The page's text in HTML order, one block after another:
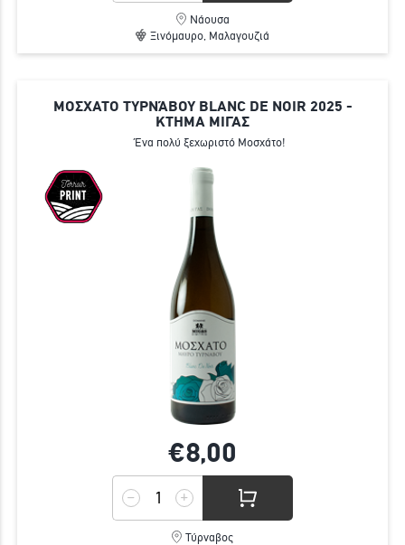
Νάουσα
Ξινόμαυρο, Μαλαγουζιά
ΜΟΣΧΑΤΟ ΤΥΡΝΆΒΟΥ BLANC DE NOIR 2025 -
ΚΤΗΜΑ ΜΙΓΑΣ
Ένα πολύ ξεχωριστό Μοσχάτο!
€8,00
Τύρναβος